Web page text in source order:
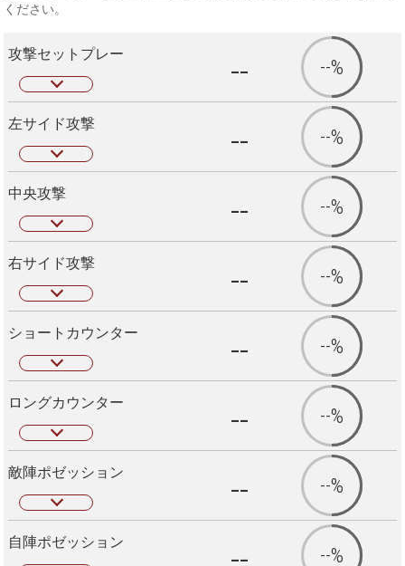
ください。
攻撃セットプレー -- --%
左サイド攻撃 -- --%
中央攻撃 -- --%
右サイド攻撃 -- --%
ショートカウンター -- --%
ロングカウンター -- --%
敵陣ポゼッション -- --%
自陣ポゼッション
--%